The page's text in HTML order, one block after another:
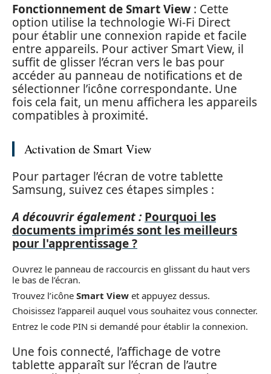
Fonctionnement de Smart View : Cette
option utilise la technologie Wi-Fi Direct
pour établir une connexion rapide et facile
entre appareils. Pour activer Smart View, il
suffit de glisser l’écran vers le bas pour
accéder au panneau de notifications et de
sélectionner l’icône correspondante. Une
fois cela fait, un menu affichera les appareils
compatibles à proximité.
Activation de Smart View
Pour partager l’écran de votre tablette
Samsung, suivez ces étapes simples :
A découvrir également : Pourquoi les
documents imprimés sont les meilleurs
pour l'apprentissage ?
Ouvrez le panneau de raccourcis en glissant du haut vers
le bas de l’écran.
Trouvez l’icône Smart View et appuyez dessus.
Choisissez l’appareil auquel vous souhaitez vous connecter.
Entrez le code PIN si demandé pour établir la connexion.
Une fois connecté, l’affichage de votre
tablette apparaît sur l’écran de l’autre